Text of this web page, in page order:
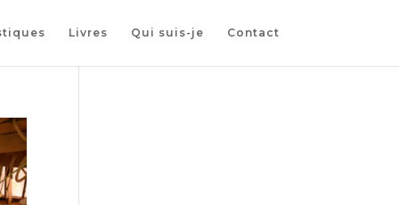
Livres Qui suis-je Contact